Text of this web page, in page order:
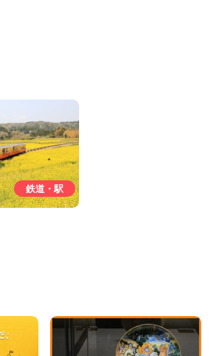
鉄道・駅